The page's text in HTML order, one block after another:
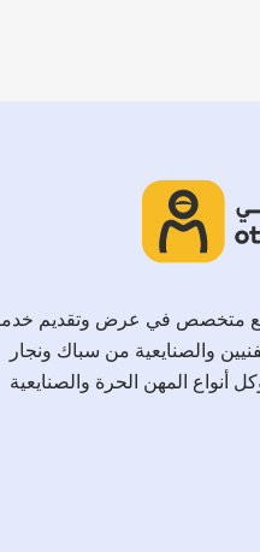
متخصص في عرض وتقديم
والصنايعية من سباك ونجار
أنواع المهن الحرة والصنايعية